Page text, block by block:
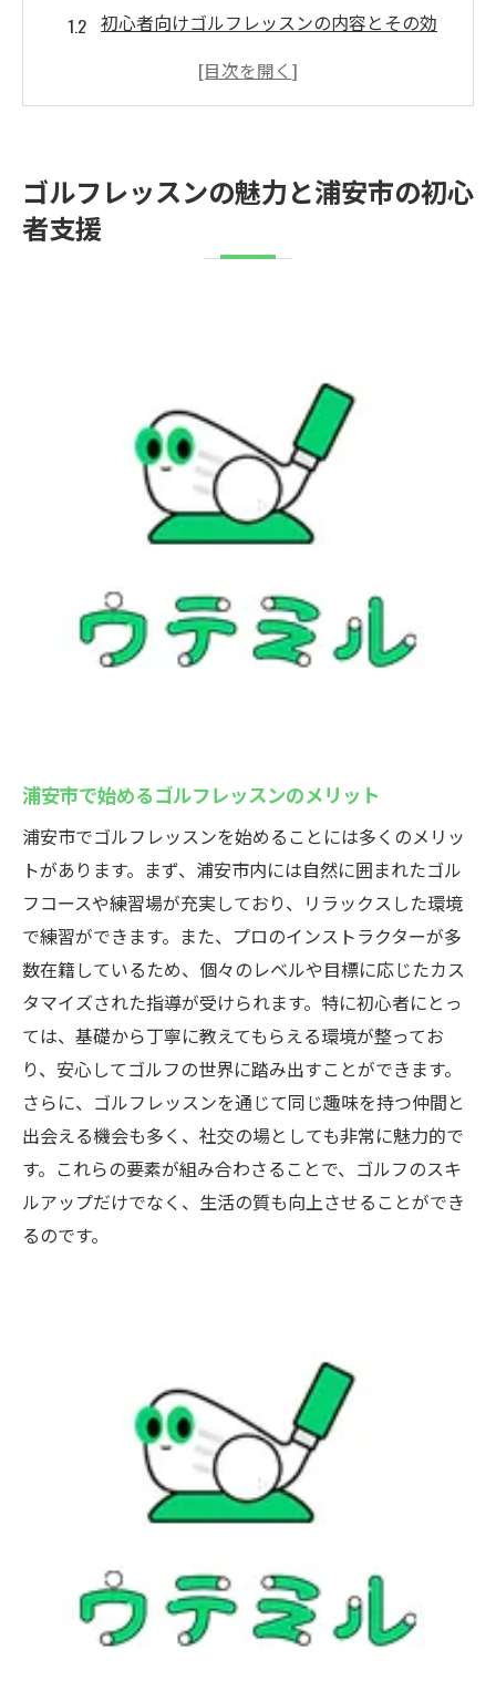
初心者向けゴルフレッスンの内容とその効
ゴルフレッスンでの仲間作りの方法
浦安市でのゴルフレッスンを選ぶポイント
ゴルフレッスンで学ぶ基本スイングのテク
ニック
プロの指導でゴルフの基本を身につける
ゴルフレッスンでのフィードバックの重要
初心者でも安心のステップバイステップレ
ッスン
スイングからルールまでゴルフレッスンで徹底
ゴルフルールの理解を深めるためのポイン
実践的な練習方法を取り入れたゴルフレッ
スン
ゴルフレッスンでのエチケットとマナーの
習得
スイングの矯正と改善のためのゴルフレッ
スン
上達のための定期的なレッスンの重要性
浦安でのゴルフレッスンが上達の近道である理
由
浦安市のゴルフレッスン施設の特徴
プロのインストラクターによる個別指導の
浦安市のゴルフレッスンを選ぶ理由とは
ゴルフレッスンが上達を加速させる理由
初心者からプロへゴルフレッスンでスキルアッ
ップ方法
プロを目指すためのゴルフレッスンカリキ
ュラム
ゴルフレッスンの魅力と浦安市の初心
者支援
浦安市で始めるゴルフレッスンのメリット
浦安市でゴルフレッスンを始めることには多くのメリッ
トがあります。まず、浦安市内には自然に囲まれたゴル
フコースや練習場が充実しており、リラックスした環境
で練習ができます。また、プロのインストラクターが多
数在籍しているため、個々のレベルや目標に応じたカス
タマイズされた指導が受けられます。特に初心者にとっ
ては、基礎から丁寧に教えてもらえる環境が整ってお
り、安心してゴルフの世界に踏み出すことができます。
さらに、ゴルフレッスンを通じて同じ趣味を持つ仲間と
出会える機会も多く、社交の場としても非常に魅力的で
す。これらの要素が組み合わさることで、ゴルフのスキ
ルアップだけでなく、生活の質も向上させることができ
るのです。